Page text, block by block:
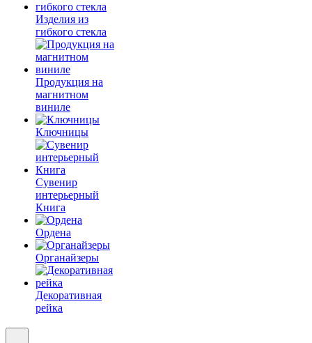
Изделия из
гибкого стекла
Продукция на
магнитном
виниле
Ключницы
Сувенир
интерьерный
Книга
Ордена
Органайзеры
Декоративная
рейка